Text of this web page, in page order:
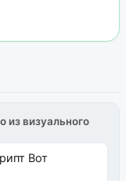
из визуального
Вот